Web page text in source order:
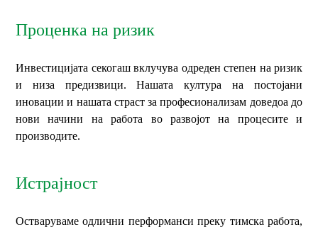
Проценка на ризик
Инвестицијата секогаш вклучува одреден степен на ризик
и низа предизвици. Нашата култура на постојани
иновации и нашата страст за професионализам доведоа до
нови начини на работа во развојот на процесите и
производите.
Истрајност
Остваруваме одлични перформанси преку тимска работа,